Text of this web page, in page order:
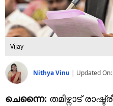
Vijay
Nithya Vinu | Updated On:
ചെന്നൈ: തമിഴ്നാട്